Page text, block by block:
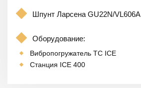
Шпунт Ларсена GU22N/VL606A
Оборудование:
Вибропогружатель TC ICE
Станция ICE 400